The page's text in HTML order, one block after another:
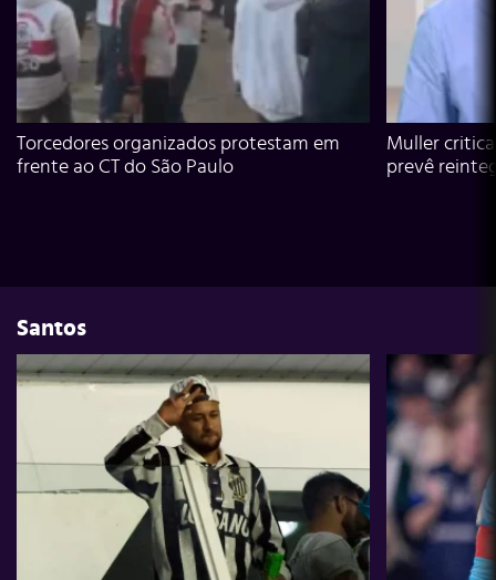
Torcedores organizados protestam em
frente ao CT do São Paulo
Muller
prevê
Santos